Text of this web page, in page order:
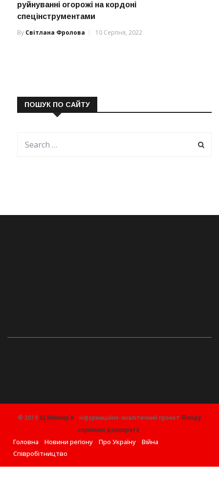
руйнуванні огорожі на кордоні
спецінструментами
By Світлана Фролова 10 Серпня, 2022
ПОШУК ПО САЙТУ
© 2019 ІЦ Міжмор'я - інформаційно-аналітичний проект Фонду
сприяння демократії.
Головна Новини регіону Про Україну
Війна
Співробітництво